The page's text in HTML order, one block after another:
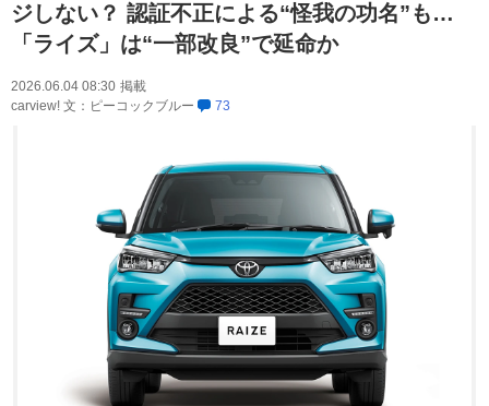
ジしない？ 認証不正による“怪我の功名”も…
「ライズ」は“一部改良”で延命か
2026.06.04 08:30 掲載
carview! 文：ピーコックブルー
73